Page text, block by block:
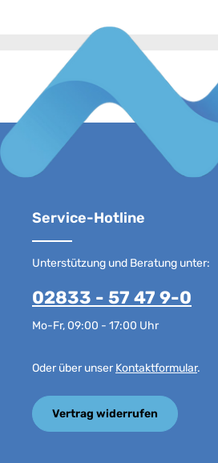
Service-Hotline
Unterstützung und Beratung unter:
02833 - 57 47 9-0
Mo-Fr, 09:00 - 17:00 Uhr
Oder über unserKontaktformular.
Vertrag widerrufen